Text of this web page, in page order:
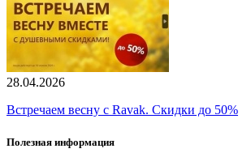
28.04.2026
Встречаем весну с Ravak. Скидки до 50%
Полезная информация